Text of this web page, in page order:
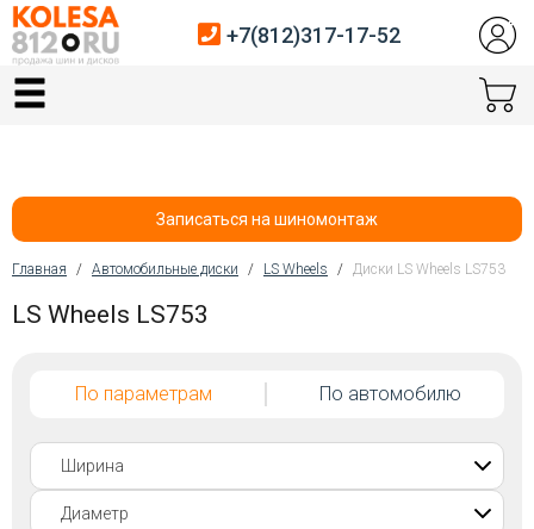
Главная
Автосервис
Датчики давления
Покупателям
Контакты
+7(812)317-17-52
Записаться на шиномонтаж
Вы здесь
Главная / Автомобильные диски / LS Wheels / Диски LS Wheels LS753
LS Wheels LS753
По параметрам По автомобилю